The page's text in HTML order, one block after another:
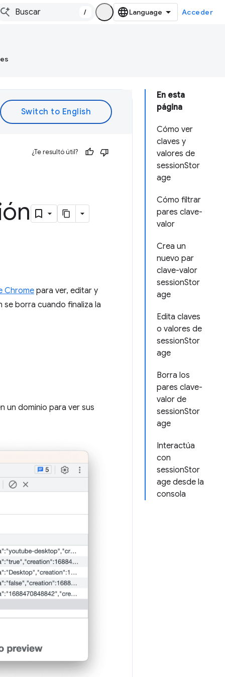
/ Acceder
En esta
página
Cómo ver
claves y
valores de
sessionStor
age
Cómo filtrar
pares clave-
valor
Crea un
nuevo par
clave-valor
sessionStor
age
Edita claves
o valores de
sessionStor
age
Borra los
pares clave-
valor de
sessionStor
age
Interactúa
con
sessionStor
age desde la
consola
¿Te resultó útil?
Chrome para ver, editar y
se borra cuando finaliza la
un dominio para ver sus